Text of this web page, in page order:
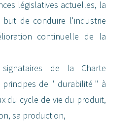
législatives actuelles, la
but de conduire l'industrie
continuelle de la
de la Charte
de " durabilité " à
du cycle de vie du produit,
sa production,